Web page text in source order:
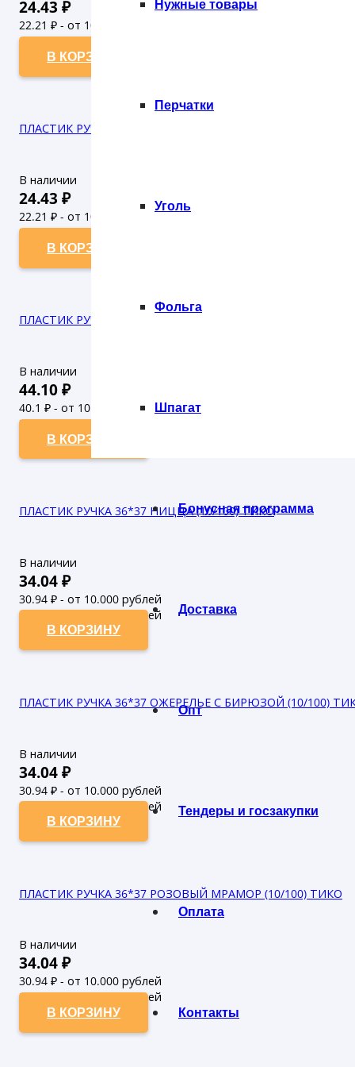
Нужные товары
Перчатки
Уголь
Фольга
Шпагат
Бонусная программа
Доставка
Опт
Тендеры и госзакупки
Оплата
Контакты
24.43 ₽
22.21 ₽ - от 10.000 рублей
20.19₽ - от 50.000 рублей
В КОРЗИНУ
ПЛАСТИК РУЧКА 36*37 КРАСНЫЙ БАНТ (10/100) ТИКО
В наличии
24.43 ₽
22.21 ₽ - от 10.000 рублей
20.19₽ - от 50.000 рублей
В КОРЗИНУ
ПЛАСТИК РУЧКА 36*37 ЛАЙМ СУМОЧКА (10/100) ТИКО
В наличии
44.10₽
40.1 ₽ - от 10.000 рублей
36.45₽ - от 50.000 рублей
В КОРЗИНУ
ПЛАСТИК РУЧКА 36*37 НИЦЦА (10/100) ТИКО
В наличии
34.04₽
30.94 ₽ - от 10.000 рублей
28.13₽ - от 50.000 рублей
В КОРЗИНУ
ПЛАСТИК РУЧКА 36*37 ОЖЕРЕЛЬЕ С БИРЮЗОЙ (10/100)
В наличии
34.04₽
30.94 ₽ - от 10.000 рублей
28.13₽ - от 50.000 рублей
В КОРЗИНУ
ПЛАСТИК РУЧКА 36*37 РОЗОВЫЙ МРАМОР (10/100) ТИКО
В наличии
34.04₽
30.94 ₽ - от 10.000 рублей
28.13₽ - от 50.000 рублей
В КОРЗИНУ